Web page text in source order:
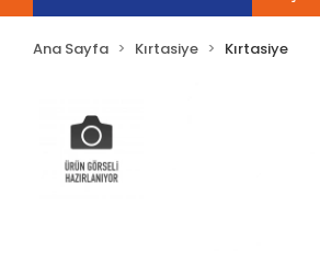
Ana Sayfa Kırtasiye Kırtasiye